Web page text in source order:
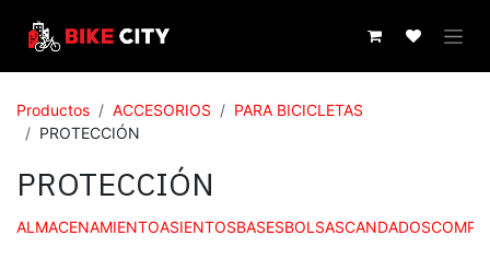
Productos ACCESORIOS
PARA BICICLETAS
PROTECCIÓN
PROTECCIÓN
ALMACENAMIENTOASIENTOSBASESBOLSASCANDADOS